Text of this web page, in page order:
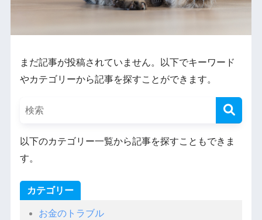
まだ記事が投稿されていません。以下でキーワード
やカテゴリーから記事を探すことができます。
以下のカテゴリー一覧から記事を探すこともできま
す。
カテゴリー
お金のトラブル